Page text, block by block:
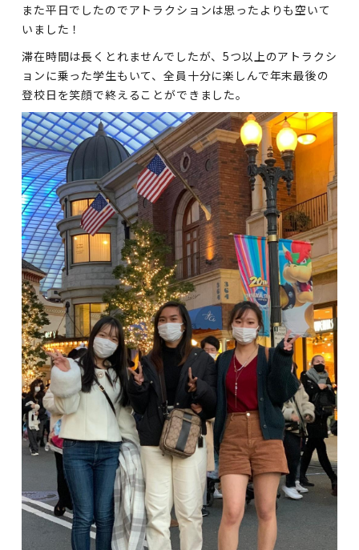
また平日でしたのでアトラクションは思ったよりも空いて
いました！
滞在時間は長くとれませんでしたが、5つ以上のアトラクシ
ョンに乗った学生もいて、全員十分に楽しんで年末最後の
登校日を笑顔で終えることができました。